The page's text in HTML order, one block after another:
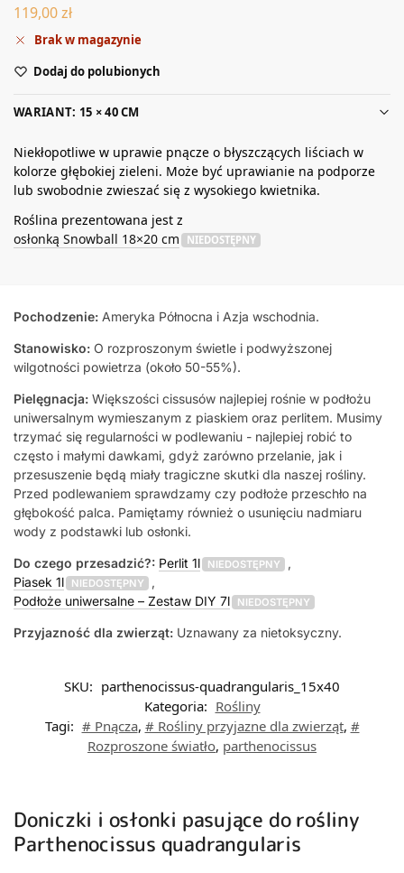
119,00zł
Brak w magazynie
Dodaj do polubionych
WARIANT: 15 × 40 CM
Niekłopotliwe w uprawie pnącze o błyszczących liściach w
kolorze głębokiej zieleni. Może być uprawianie na podporze
lub swobodnie zwieszać się z wysokiego kwietnika.
Roślina prezentowana jest z
osłonką Snowball 18×20 cm
NIEDOSTĘPNY
Pochodzenie: Ameryka Północna i Azja wschodnia.
Stanowisko: O rozproszonym świetle i podwyższonej
wilgotności powietrza (około 50-55%).
Pielęgnacja: Większości cissusów najlepiej rośnie w podłożu
uniwersalnym wymieszanym z piaskiem oraz perlitem. Musimy
trzymać się regularności w podlewaniu - najlepiej robić to
często i małymi dawkami, gdyż zarówno przelanie, jak i
przesuszenie będą miały tragiczne skutki dla naszej rośliny.
Przed podlewaniem sprawdzamy czy podłoże przeschło na
głębokość palca. Pamiętamy również o usunięciu nadmiaru
wody z podstawki lub osłonki.
Do czego przesadzić?: Perlit 1l NIEDOSTĘPNY
,
Piasek 1l
NIEDOSTĘPNY
,
Podłoże uniwersalne – Zestaw DIY 7l
NIEDOSTĘPNY
Przyjazność dla zwierząt: Uznawany za nietoksyczny.
SKU: parthenocissus-quadrangularis_15x40
Kategoria: Rośliny
Tagi: # Pnącza, # Rośliny przyjazne dla zwierząt, #
Rozproszone światło, parthenocissus
Doniczki i osłonki pasujące do rośliny
Parthenocissus quadrangularis